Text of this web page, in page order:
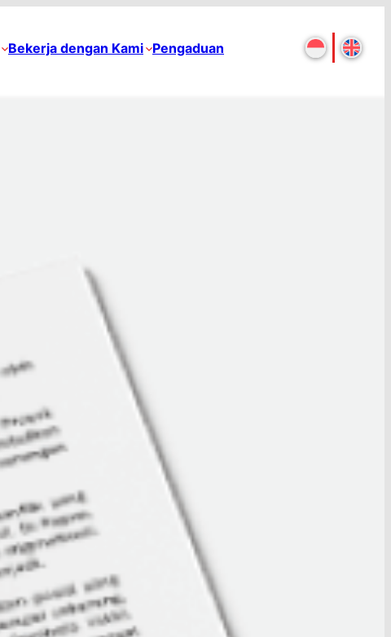
Bekerja dengan Kami Pengaduan